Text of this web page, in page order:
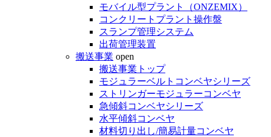
モバイル型プラント（ONZEMIX）
コンクリートプラント操作盤
スランプ管理システム
出荷管理装置
搬送事業 open
搬送事業トップ
モジュラーベルトコンベヤシリーズ
ストリンガーモジュラーコンベヤ
急傾斜コンベヤシリーズ
水平傾斜コンベヤ
材料切り出し/簡易計量コンベヤ